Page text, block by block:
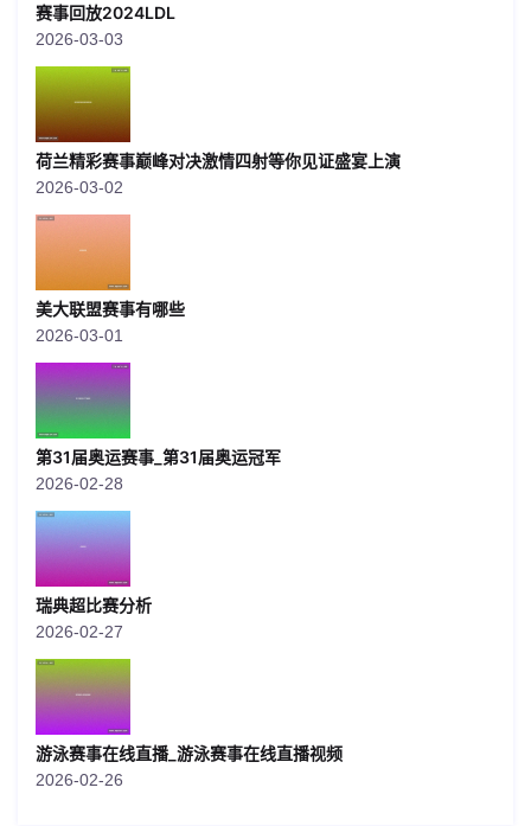
赛事回放2024LDL
2026-03-03
荷兰精彩赛事巅峰对决激情四射等你见证盛宴上演
2026-03-02
美大联盟赛事有哪些
2026-03-01
第31届奥运赛事_第31届奥运冠军
2026-02-28
瑞典超比赛分析
2026-02-27
游泳赛事在线直播_游泳赛事在线直播视频
2026-02-26